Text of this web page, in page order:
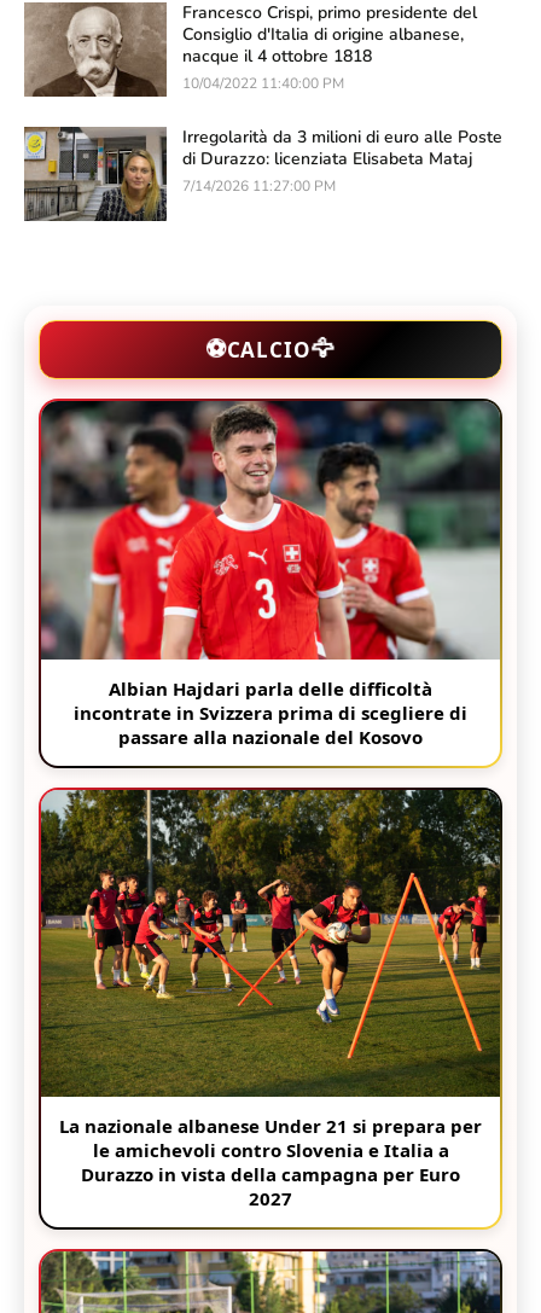
Francesco Crispi, primo presidente del
Consiglio d'Italia di origine albanese,
nacque il 4 ottobre 1818
10/04/2022 11:40:00 PM
Irregolarità da 3 milioni di euro alle Poste
di Durazzo: licenziata Elisabeta Mataj
7/14/2026 11:27:00 PM
⚽CALCIO🦅
Albian Hajdari parla delle difficoltà
incontrate in Svizzera prima di scegliere di
passare alla nazionale del Kosovo
La nazionale albanese Under 21 si prepara per
le amichevoli contro Slovenia e Italia a
Durazzo in vista della campagna per Euro
2027